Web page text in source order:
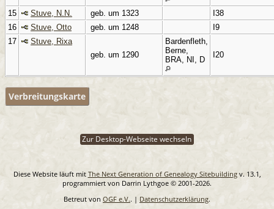
15 Stuve, N.N. geb. um 1323
I38
16
Stuve, Otto geb. um 1248
I9
17
Stuve, Rixa
geb. um 1290
Bardenfleth,
Berne,
BRA, NI, D
I20
Verbreitungskarte
Zur Desktop-Webseite wechseln
Diese Website läuft mit The Next Generation of Genealogy Sitebuildingv. 13.1,
programmiert von Darrin Lythgoe © 2001-2026.
Betreut von OGF e.V.. | Datenschutzerklärung.